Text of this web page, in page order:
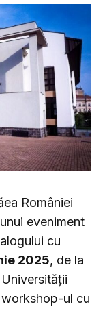
României
eveniment
cu
2025, de la
workshop-ul cu